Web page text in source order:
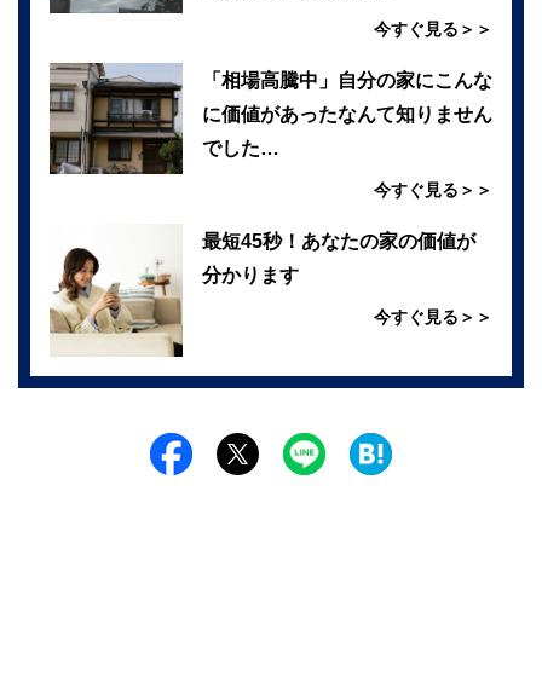
今すぐ見る＞＞
「相場高騰中」自分の家にこんな
に価値があったなんて知りません
でした…
今すぐ見る＞＞
最短45秒！あなたの家の価値が
分かります
今すぐ見る＞＞